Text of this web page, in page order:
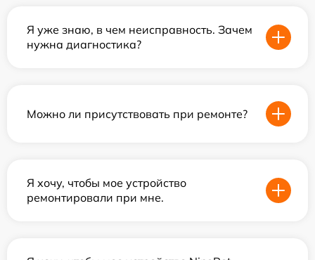
Я уже знаю, в чем неисправность. Зачем
нужна диагностика?
Можно ли присутствовать при ремонте?
Я хочу, чтобы мое устройство
ремонтировали при мне.